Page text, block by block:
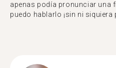
apenas podía pronunciar una
puedo hablarlo ¡sin ni siquiera